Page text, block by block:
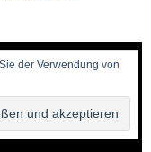
der Verwendung von